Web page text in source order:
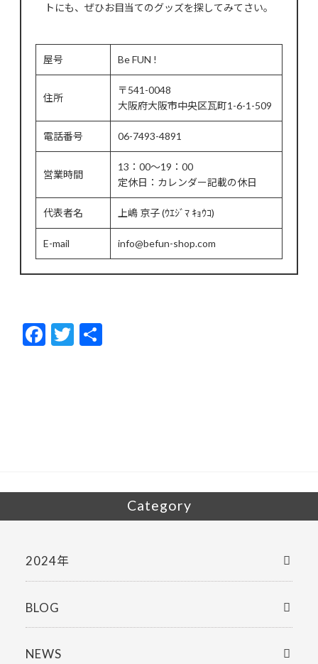
トにも、ぜひお目当てのグッズを探してみてさい。
屋号 Be FUN !
住所
〒541-0048
大阪府大阪市中央区瓦町1-6-1-509
電話番号 06-7493-4891
営業時間
13：00～19：00
定休日：カレンダー記載の休日
代表者名 上嶋 京子 (ｳｴｼﾞﾏ ｷｮｳｺ)
E-mail info@befun-shop.com
F
T
Category
2024年
BLOG
NEWS